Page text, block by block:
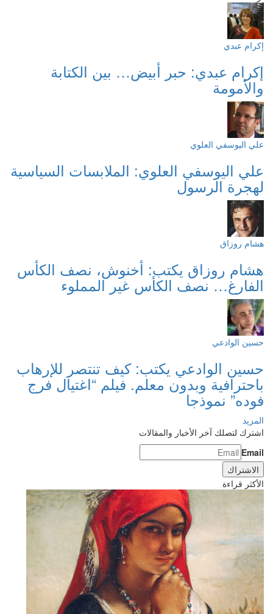
إكرام عبدي
إكرام عبدي: حبر أبيض… بين الكتابة
والأمومة
علي اليوسفي العلوي
علي اليوسفي العلوي: الملابسات السياسية
لهجرة الرسول
هشام روزاق
هشام روزاق يكتب: أخنوش، نصف الكأس
الفارغ… نصف الكأس غير المملوء
حسين الوادعي
حسين الوادعي يكتب: كيف تنتصر للإرهاب
باحترافية وبدون معلم. فيلم “اغتيال فرج
فوده” نموذجا
المزيد
اشترك لتصلك آخر الأخبار والمقالات
Email
الأكثر قراءة